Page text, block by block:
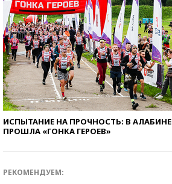
ИСПЫТАНИЕ НА ПРОЧНОСТЬ: В АЛАБИНЕ
ПРОШЛА «ГОНКА ГЕРОЕВ»
РЕКОМЕНДУЕМ: